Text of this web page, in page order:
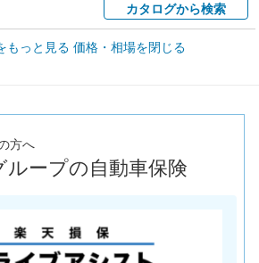
カタログから検索
車買取相場
楽天Car車検で
ります。
もっと見る 価格・相場を閉じる
方へ
ループの自動車保険